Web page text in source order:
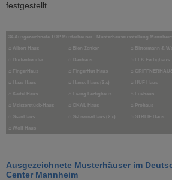
festgestellt.
34 Ausgezeichnete TOP Musterhäuser - Musterhausausstellung Mannheim
⌂ Albert Haus ⌂ Bien Zenker ⌂ Bittermann &
⌂ Büdenbender ⌂ Danhaus ⌂ ELK Fertighaus
⌂ FingerHaus ⌂ FingerHut Haus ⌂
⌂ Haas Haus ⌂ Hanse Haus (2 x) ⌂ HUF Haus
⌂ Keitel Haus ⌂ Living Fertighaus ⌂ Luxhaus
⌂ Meisterstück-Haus ⌂ OKAL Haus ⌂ Prohaus
⌂ ScanHaus ⌂ SchwörerHaus (2 x) ⌂ STREIF Haus
⌂ Wolf Haus
Ausgezeichnete Musterhäuser im
Center Mannheim